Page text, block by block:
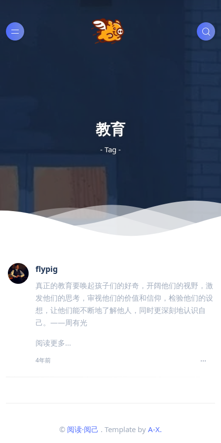
教育
- Tag -
flypig
真正的教育要唤起孩子们的好奇，开阔他们的视野，激
发他们的思考，审视他们的价值和信仰，检验他们的设
想，让他们能不断地了解他人，同时更深刻地认识自
己。——周有光
阅读更多...
4年前
© 阅读·阅己 . Template by A-X.